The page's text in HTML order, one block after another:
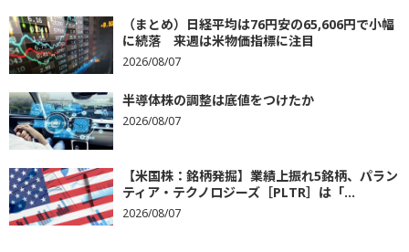
（まとめ）日経平均は76円安の65,606円で小幅
に続落 来週は米物価指標に注目
2026/08/07
半導体株の調整は底値をつけたか
2026/08/07
【米国株：銘柄発掘】業績上振れ5銘柄、パラン
ティア・テクノロジーズ［PLTR］は「...
2026/08/07